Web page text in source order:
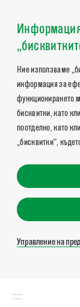
Ние използваме
информация за
функционирането
бисквитки, като
поотделно, като
„бисквитки“,
Управление на